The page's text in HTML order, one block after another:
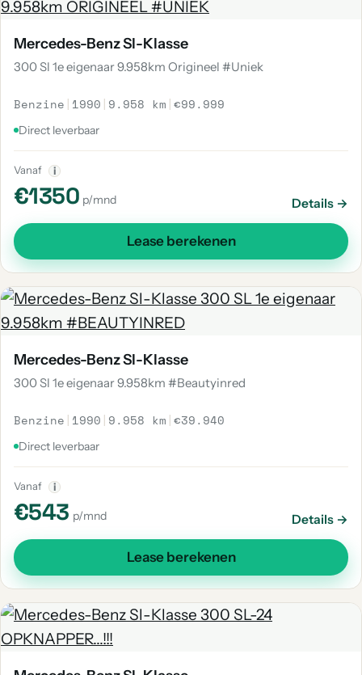
Mercedes-Benz Sl-Klasse
300 Sl 1e eigenaar 9.958km Origineel #Uniek
Benzine | 1990 | 9.958 km |€99.999
Direct leverbaar
Vanaf i
€1350 p/mnd Details →
Lease berekenen
Mercedes-Benz Sl-Klasse
300 Sl 1e eigenaar 9.958km #Beautyinred
Benzine | 1990 | 9.958 km |€39.940
Direct leverbaar
Vanaf i
€543 p/mnd Details →
Lease berekenen